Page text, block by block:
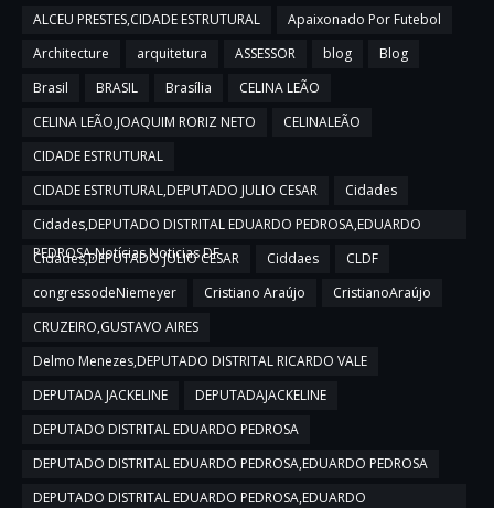
ALCEU PRESTES,CIDADE ESTRUTURAL
Apaixonado Por Futebol
Architecture
arquitetura ASSESSOR blog
Blog
Brasil
BRASIL Brasília
CELINA LEÃO
CELINA LEÃO,JOAQUIM RORIZ NETO
CELINALEÃO
CIDADE ESTRUTURAL
CIDADE ESTRUTURAL,DEPUTADO JULIO CESAR
Cidades
Cidades,DEPUTADO DISTRITAL EDUARDO PEDROSA,EDUARDO
PEDROSA,Notícias,Noticias DF
Cidades,DEPUTADO JULIO CESAR Ciddaes
CLDF
congressodeNiemeyer
Cristiano Araújo
CristianoAraújo
CRUZEIRO,GUSTAVO AIRES
Delmo Menezes,DEPUTADO DISTRITAL RICARDO VALE
DEPUTADA JACKELINE
DEPUTADAJACKELINE
DEPUTADO DISTRITAL EDUARDO PEDROSA
DEPUTADO DISTRITAL EDUARDO PEDROSA,EDUARDO PEDROSA
DEPUTADO DISTRITAL EDUARDO PEDROSA,EDUARDO